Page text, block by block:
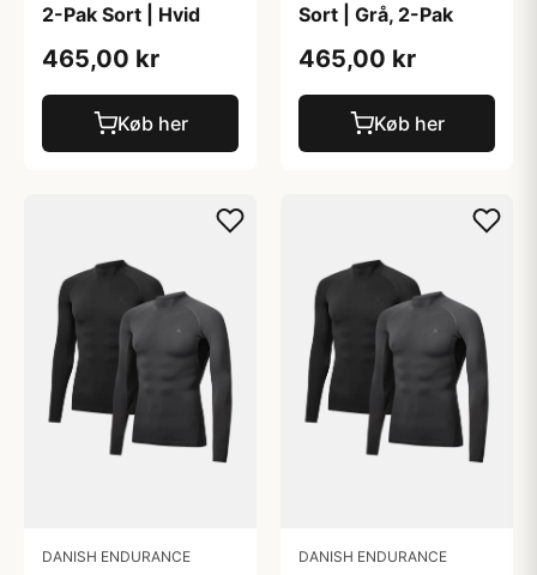
2-Pak Sort | Hvid
465,00 kr
Køb her
Sort | Grå, 2-Pak
465,00 kr
Køb her
DANISH ENDURANCE DANISH ENDURANCE